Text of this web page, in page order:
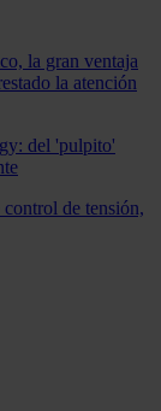
la gran ventaja
la atención
del 'pulpito'
de tensión,